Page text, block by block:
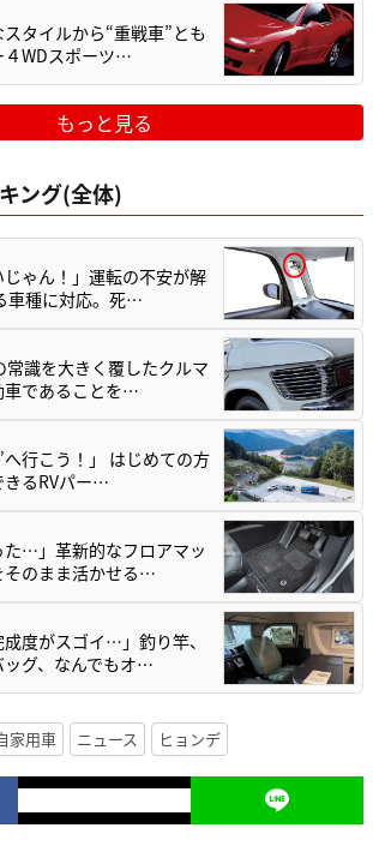
タイルから“重戦車”とも
４WDスポーツ…
もっと見る
ング(全体)
じゃん！」運転の不安が解
車種に対応。死…
識を大きく覆したクルマ
車であることを…
へ行こう！」 はじめての方
きるRVパー…
た…」革新的なフロアマッ
そのまま活かせる…
度がスゴイ…」釣り竿、
ッグ、なんでもオ…
家用車 ニュース ヒョンデ